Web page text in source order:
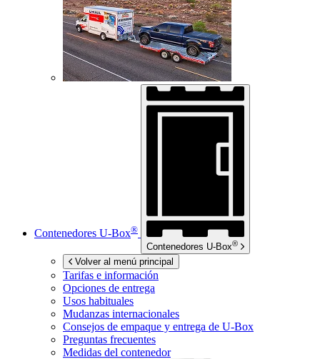
Contenedores U-Box®
Contenedores U-Box®
Volver al menú principal
Tarifas e información
Opciones de entrega
Usos habituales
Mudanzas internacionales
Consejos de empaque y entrega de U-Box
Preguntas frecuentes
Medidas del contenedor